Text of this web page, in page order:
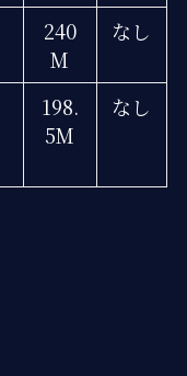
240
M
なし
198.
5M
なし